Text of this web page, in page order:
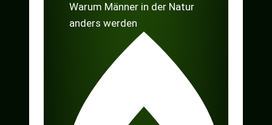
Warum Männer in der Natur
anders werden